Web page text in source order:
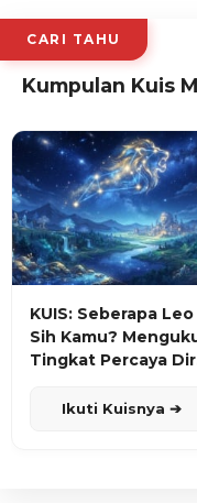
CARI TAHU
Kumpulan Kuis
KUIS: Seberapa Leo
Sih Kamu?
Tingkat Percaya
Ikuti Kuisnya ➔